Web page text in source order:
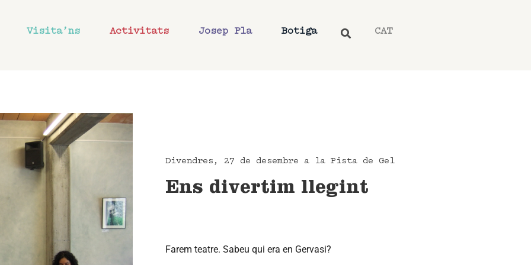
Visita’ns Activitats Josep Pla Botiga CAT
Divendres, 27 de desembre a la Pista de Gel
Ens divertim llegint
Farem teatre. Sabeu qui era en Gervasi?